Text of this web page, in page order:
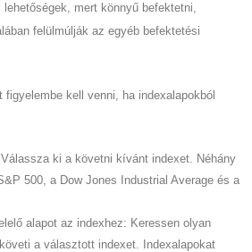
mert könnyű befektetni,
felülmúlják az egyéb befektetési
figyelembe kell venni, ha indexalapokból
ki a követni kívánt indexet. Néhány
500, a Dow Jones Industrial Average és a
alapot az indexhez: Keressen olyan
a választott indexet. Indexalapokat